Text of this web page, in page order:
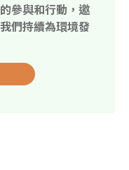
參與和行動，邀
們持續為環境發